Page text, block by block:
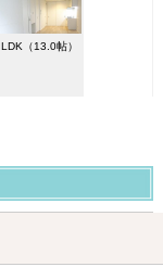
LDK（13.0帖）